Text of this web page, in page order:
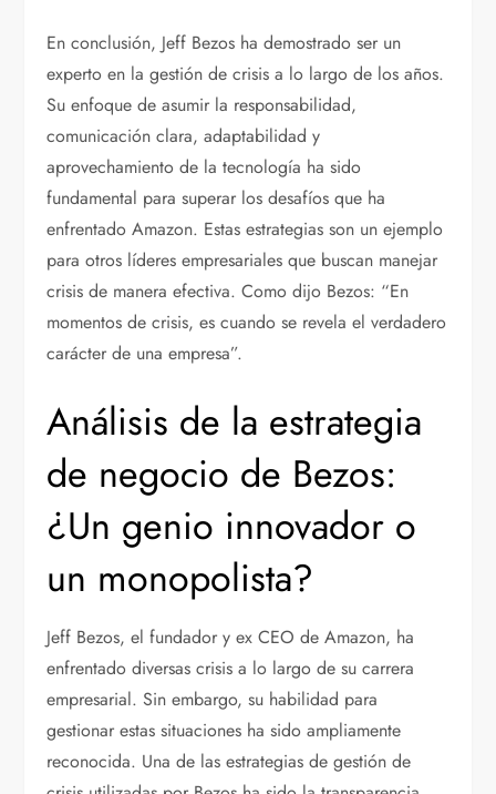
En conclusión, Jeff Bezos ha demostrado ser un
experto en la gestión de crisis a lo largo de los años.
Su enfoque de asumir la responsabilidad,
comunicación clara, adaptabilidad y
aprovechamiento de la tecnología ha sido
fundamental para superar los desafíos que ha
enfrentado Amazon. Estas estrategias son un ejemplo
para otros líderes empresariales que buscan manejar
crisis de manera efectiva. Como dijo Bezos: “En
momentos de crisis, es cuando se revela el verdadero
carácter de una empresa”.
Análisis de la estrategia
de negocio de Bezos:
¿Un genio innovador o
un monopolista?
Jeff Bezos, el fundador y ex CEO de Amazon, ha
enfrentado diversas crisis a lo largo de su carrera
empresarial. Sin embargo, su habilidad para
gestionar estas situaciones ha sido ampliamente
reconocida. Una de las estrategias de gestión de